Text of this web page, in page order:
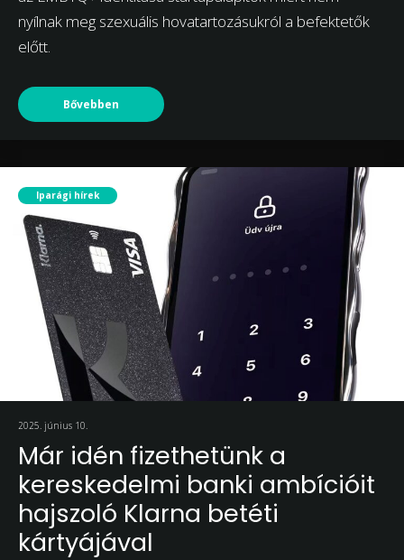
nyílnak meg szexuális hovatartozásukról a befektetők
előtt.
Bővebben
Iparági hírek
2025. június 10.
Már idén fizethetünk a
kereskedelmi banki ambícióit
hajszoló Klarna betéti
kártyájával